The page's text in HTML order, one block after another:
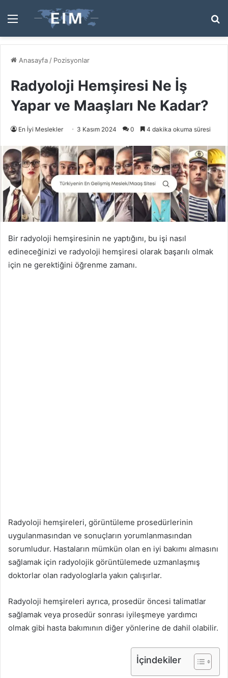
Menü
...
Anasayfa / Pozisyonlar
Radyoloji Hemşiresi Ne İş
Yapar ve Maaşları Ne Kadar?
En İyi Meslekler 3 Kasım 2024 0 4 dakika okuma süresi
Bir radyoloji hemşiresinin ne yaptığını, bu işi nasıl
edineceğinizi ve radyoloji hemşiresi olarak başarılı olmak
için ne gerektiğini öğrenme zamanı.
Radyoloji hemşireleri, görüntüleme prosedürlerinin
uygulanmasından ve sonuçların yorumlanmasından
sorumludur. Hastaların mümkün olan en iyi bakımı almasını
sağlamak için radyolojik görüntülemede uzmanlaşmış
doktorlar olan radyologlarla yakın çalışırlar.
Radyoloji hemşireleri ayrıca, prosedür öncesi talimatlar
sağlamak veya prosedür sonrası iyileşmeye yardımcı
olmak gibi hasta bakımının diğer yönlerine de dahil olabilir.
İçindekiler